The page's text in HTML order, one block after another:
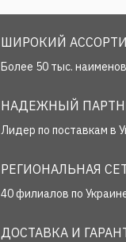
ШИРОКИЙ
Более 50 тыс.
НАДЕЖНЫЙ
Лидер по поставкам в
РЕГИОНАЛЬНАЯ
40 филиалов по
ДОСТАВКА И